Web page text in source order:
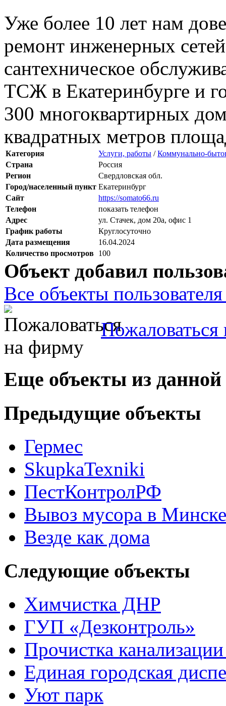
Уже более 10 лет нам
ремонт инженерных
сантехническое
ТСЖ в Екатеринбурге и
300 многоквартирных
квадратных метров
Категория Услуги, работы /Коммунально-
Страна
Россия
Регион
Свердловская обл.
Город/населенный пункт Екатеринбург
Сайт
https://somato66.ru
Телефон
показать телефон
Адрес
ул. Стачек, дом 20а, офис 1
График работы
Круглосуточно
Дата размещения
16.04.2024
Количество просмотров 100
Объект добавил
Все объекты
Еще объекты из данной
Предыдущие объекты
Гермес
SkupkaTexniki
ПестКонтролРФ
Вывоз мусора в Минске
Везде как дома
Следующие объекты
Химчистка ДНР
ГУП «Дезконтроль»
Прочистка
Единая городская
Уют парк